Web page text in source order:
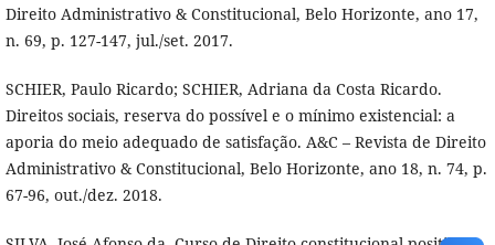
Direito Administrativo & Constitucional, Belo Horizonte, ano 17,
n. 69, p. 127-147, jul./set. 2017.
SCHIER, Paulo Ricardo; SCHIER, Adriana da Costa Ricardo.
Direitos sociais, reserva do possível e o mínimo existencial: a
aporia do meio adequado de satisfação. A&C – Revista de Direito
Administrativo & Constitucional, Belo Horizonte, ano 18, n. 74, p.
67-96, out./dez. 2018.